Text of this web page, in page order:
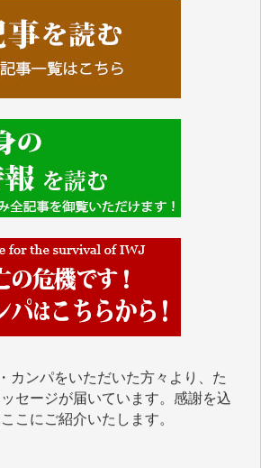
カンパをいただいた方々より、た
セージが届いています。感謝を込
こにご紹介いたします。
いただいた皆さま、心より感謝